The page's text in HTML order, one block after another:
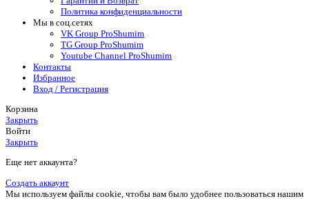
Политика конфиденциальности
Мы в соц.сетях
VK Group ProShumim
TG Group ProShumim
Youtube Channel ProShumim
Контакты
Избранное
Вход / Регистрация
Корзина
Закрыть
Войти
Закрыть
Еще нет аккаунта?
Создать аккаунт
Мы используем файлы cookie, чтобы вам было удобнее пользоваться нашим